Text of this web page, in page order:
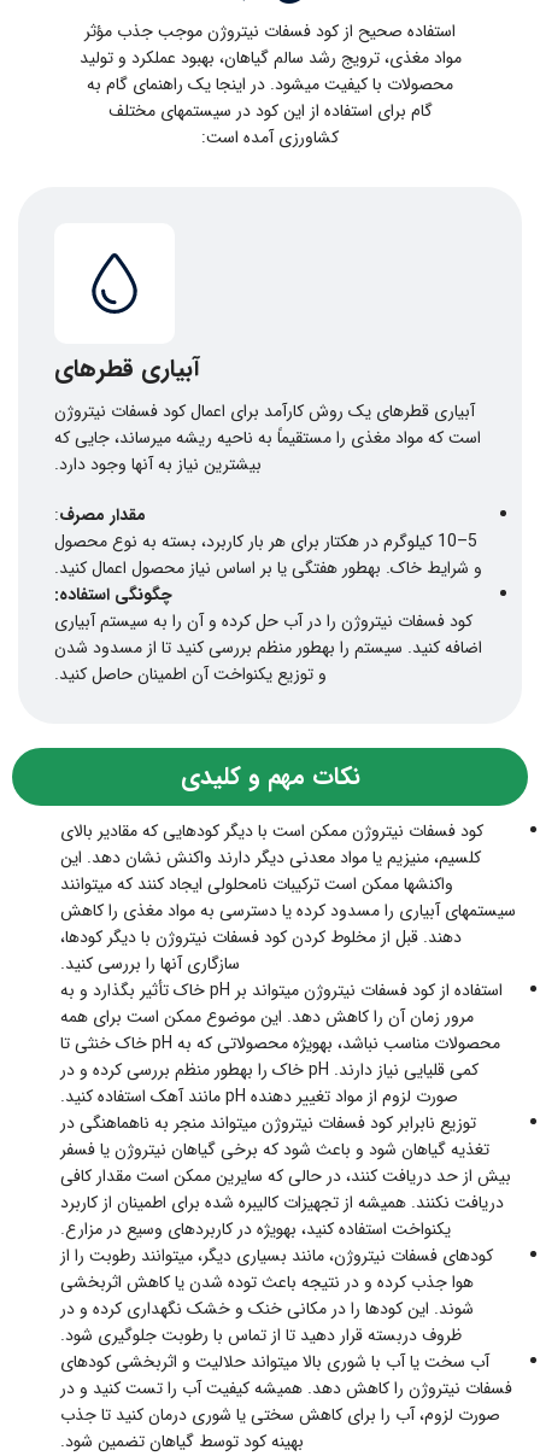
استفاده صحیح از کود فسفات نیتروژن موجب جذب مؤثر
مواد مغذی، ترویج رشد سالم گیاهان، بهبود عملکرد و تولید
محصولات با کیفیت میشود. در اینجا یک راهنمای گام به
گام برای استفاده از این کود در سیستمهای مختلف
کشاورزی آمده است:
آبیاری قطرهای
آبیاری قطرهای یک روش کارآمد برای اعمال کود فسفات نیتروژن
است که مواد مغذی را مستقیماً به ناحیه ریشه میرساند، جایی که
بیشترین نیاز به آنها وجود دارد.
مقدار مصرف:
5–10 کیلوگرم در هکتار برای هر بار کاربرد، بسته به نوع محصول
و شرایط خاک. بهطور هفتگی یا بر اساس نیاز محصول اعمال کنید.
چگونگی استفاده:
کود فسفات نیتروژن را در آب حل کرده و آن را به سیستم آبیاری
اضافه کنید. سیستم را بهطور منظم بررسی کنید تا از مسدود شدن
و توزیع یکنواخت آن اطمینان حاصل کنید.
نکات مهم و کلیدی
کود فسفات نیتروژن ممکن است با دیگر کودهایی که مقادیر بالای
کلسیم، منیزیم یا مواد معدنی دیگر دارند واکنش نشان دهد. این
واکنشها ممکن است ترکیبات نامحلولی ایجاد کنند که میتوانند
سیستمهای آبیاری را مسدود کرده یا دسترسی به مواد مغذی را کاهش
دهند. قبل از مخلوط کردن کود فسفات نیتروژن با دیگر کودها،
سازگاری آنها را بررسی کنید.
استفاده از کود فسفات نیتروژن میتواند بر pH خاک تأثیر بگذارد و به
مرور زمان آن را کاهش دهد. این موضوع ممکن است برای همه
محصولات مناسب نباشد، بهویژه محصولاتی که به pH خاک خنثی تا
کمی قلیایی نیاز دارند. pH خاک را بهطور منظم بررسی کرده و در
صورت لزوم از مواد تغییر دهنده pH مانند آهک استفاده کنید.
توزیع نابرابر کود فسفات نیتروژن میتواند منجر به ناهماهنگی در
تغذیه گیاهان شود و باعث شود که برخی گیاهان نیتروژن یا فسفر
بیش از حد دریافت کنند، در حالی که سایرین ممکن است مقدار کافی
دریافت نکنند. همیشه از تجهیزات کالیبره شده برای اطمینان از کاربرد
یکنواخت استفاده کنید، بهویژه در کاربردهای وسیع در مزارع.
کودهای فسفات نیتروژن، مانند بسیاری دیگر، میتوانند رطوبت را از
هوا جذب کرده و در نتیجه باعث توده شدن یا کاهش اثربخشی
شوند. این کودها را در مکانی خنک و خشک نگهداری کرده و در
ظروف دربسته قرار دهید تا از تماس با رطوبت جلوگیری شود.
آب سخت یا آب با شوری بالا میتواند حلالیت و اثربخشی کودهای
فسفات نیتروژن را کاهش دهد. همیشه کیفیت آب را تست کنید و در
صورت لزوم، آب را برای کاهش سختی یا شوری درمان کنید تا جذب
بهینه کود توسط گیاهان تضمین شود.